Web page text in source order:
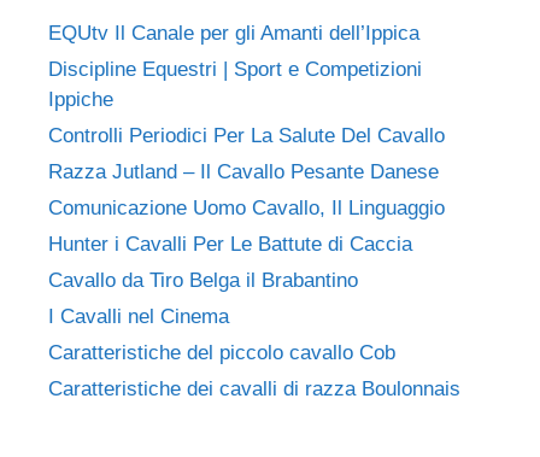
EQUtv Il Canale per gli Amanti dell’Ippica
Discipline Equestri | Sport e Competizioni
Ippiche
Controlli Periodici Per La Salute Del Cavallo
Razza Jutland – Il Cavallo Pesante Danese
Comunicazione Uomo Cavallo, Il Linguaggio
Hunter i Cavalli Per Le Battute di Caccia
Cavallo da Tiro Belga il Brabantino
I Cavalli nel Cinema
Caratteristiche del piccolo cavallo Cob
Caratteristiche dei cavalli di razza Boulonnais